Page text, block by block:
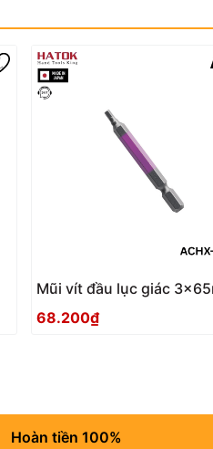
Mũi vít đầu lục giác
ACHX-3065 Anex
68.200₫
Hoàn tiền 100%